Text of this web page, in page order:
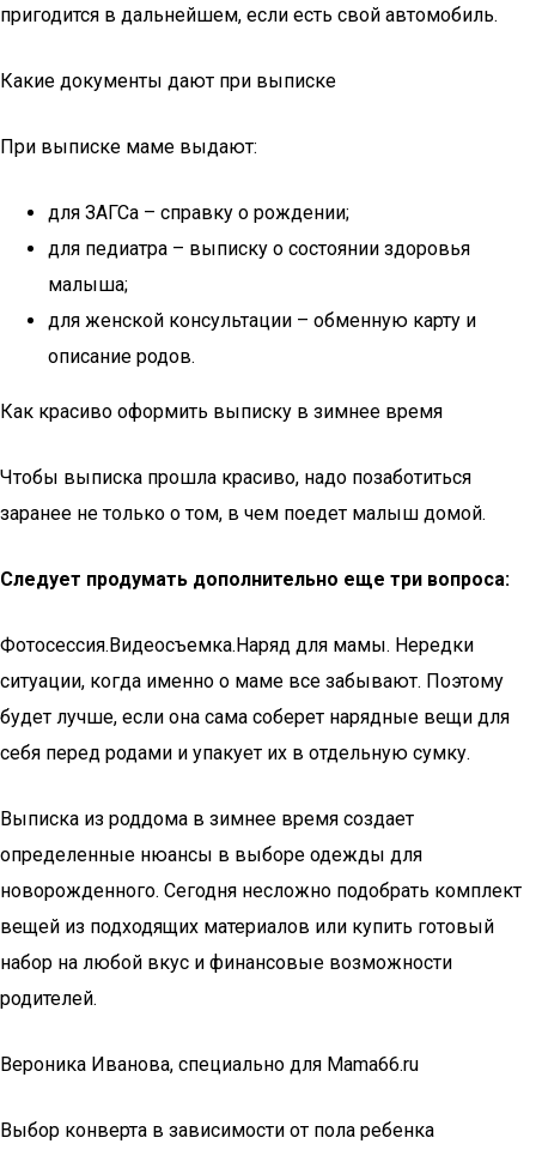
пригодится в дальнейшем, если есть свой автомобиль.
Какие документы дают при выписке
При выписке маме выдают:
для ЗАГСа – справку о рождении;
для педиатра – выписку о состоянии здоровья
малыша;
для женской консультации – обменную карту и
описание родов.
Как красиво оформить выписку в зимнее время
Чтобы выписка прошла красиво, надо позаботиться
заранее не только о том, в чем поедет малыш домой.
Следует продумать дополнительно еще три вопроса:
Фотосессия.Видеосъемка.Наряд для мамы. Нередки
ситуации, когда именно о маме все забывают. Поэтому
будет лучше, если она сама соберет нарядные вещи для
себя перед родами и упакует их в отдельную сумку.
Выписка из роддома в зимнее время создает
определенные нюансы в выборе одежды для
новорожденного. Сегодня несложно подобрать комплект
вещей из подходящих материалов или купить готовый
набор на любой вкус и финансовые возможности
родителей.
Вероника Иванова, специально для Mama66.ru
Выбор конверта в зависимости от пола ребенка